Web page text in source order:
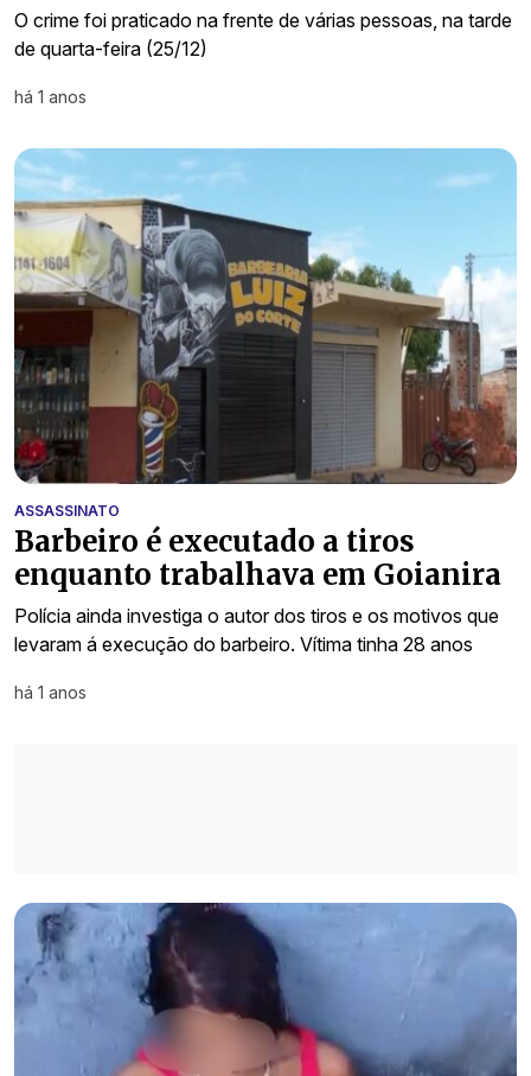
O crime foi praticado na frente de várias pessoas, na tarde
de quarta-feira (25/12)
há 1 anos
ASSASSINATO
Barbeiro é executado a tiros
enquanto trabalhava em Goianira
Polícia ainda investiga o autor dos tiros e os motivos que
levaram á execução do barbeiro. Vítima tinha 28 anos
há 1 anos